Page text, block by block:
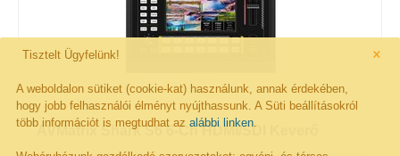
×
Tisztelt Ügyfelünk!
A weboldalon sütiket (cookie-kat) használunk, annak érdekében,
hogy jobb felhasználói élményt nyújthassunk. A Süti beállításokról
több információt is megtudhat az alábbi linken.
AVMatrix Shark S6 6-Ch HDMI/SDI Keverő